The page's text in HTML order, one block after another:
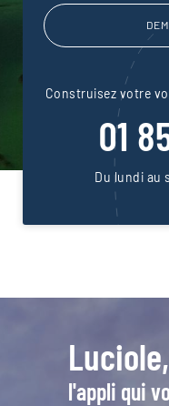
Construisez votre
01
Du lundi au
Luciole,
l'appli qui